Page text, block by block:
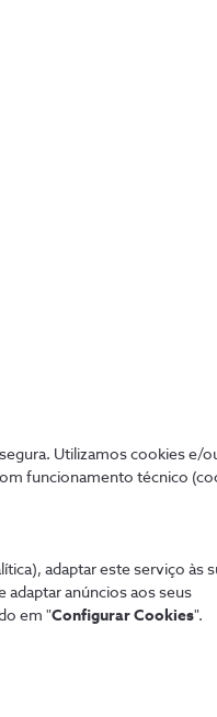
Utilizamos cookies e/
funcionamento técnico
adaptar este serviço às
adaptar anúncios aos seus
em "Configurar Cookies".